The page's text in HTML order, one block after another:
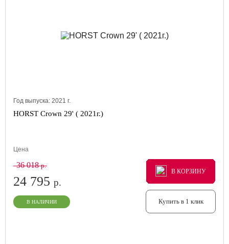
Год выпуска: 2021 г.
HORST Crown 29' ( 2021г.)
Цена
36 018р.
24 795 р.
В НАЛИЧИИ
В КОРЗИНУ
В КОРЗИНУ
В КОРЗИНУ
Купить в 1 клик